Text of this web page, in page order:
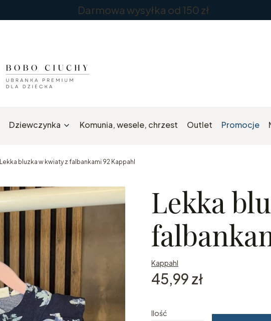
Darmowa wysyłka od 150 zł
Dziewczynka Komunia, wesele, chrzest Outlet Promocje
Lekka bluzka w kwiaty z falbankami 92 Kappahl
Lekka
Kappahl
Cena
45,99 zł
Ilość